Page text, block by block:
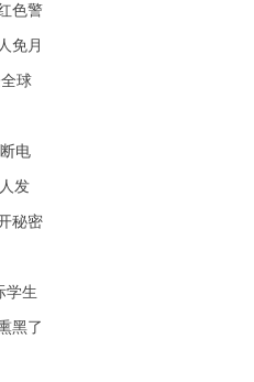
色警
免月
球
电
发
秘密
学生
黑了